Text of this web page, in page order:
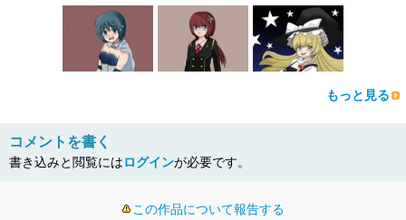
もっと見る
コメントを書く
書き込みと閲覧にはログインが必要です。
この作品について報告する